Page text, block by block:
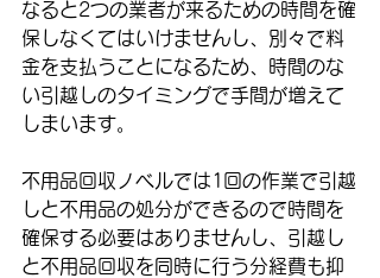
なると2つの業者が来るための時間を確
保しなくてはいけませんし、別々で料
金を支払うことになるため、時間のな
い引越しのタイミングで手間が増えて
しまいます。
不用品回収ノベルでは1回の作業で引越
しと不用品の処分ができるので時間を
確保する必要はありませんし、引越し
と不用品回収を同時に行う分経費も抑